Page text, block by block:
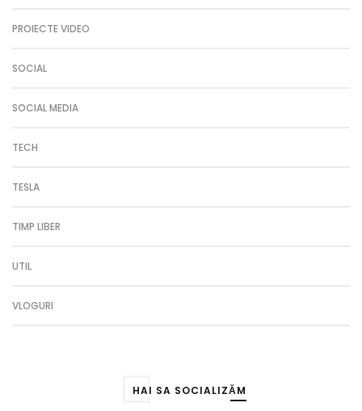
PROIECTE VIDEO
SOCIAL
SOCIAL MEDIA
TECH
TESLA
TIMP LIBER
UTIL
VLOGURI
HAI SA SOCIALIZĂM